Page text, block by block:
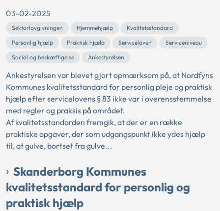
03-02-2025
Sektorlovgivningen Hjemmehjælp
Kvalitetsstandard
Personlig hjælp
Praktisk hjælp Serviceloven
Serviceniveau
Social og beskæftigelse
Ankestyrelsen
Ankestyrelsen var blevet gjort opmærksom på, at Nordfyns
Kommunes kvalitetsstandard for personlig pleje og praktisk
hjælp efter servicelovens § 83 ikke var i overensstemmelse
med regler og praksis på området.
Af kvalitetsstandarden fremgik, at der er en række
praktiske opgaver, der som udgangspunkt ikke ydes hjælp
til, at gulve, bortset fra gulve...
Skanderborg Kommunes
kvalitetsstandard for personlig og
praktisk hjælp